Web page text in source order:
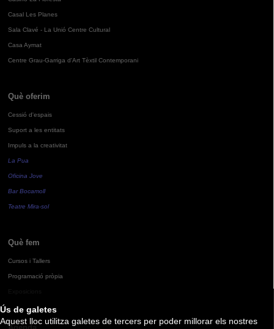
Ús de galetes
Aquest lloc utilitza galetes de tercers per poder millorar els nostres
Casal Les Planes
Sala Clavé - La Unió Centre Cultural
Casa Aymat
Centre Grau-Garriga d'Art Tèxtil Contemporani
Què oferim
Cessió d'espais
Suport a les entitats
Impuls a la creativitat
La Pua
Oficina Jove
Bar Bocamoll
Teatre Mira-sol
Què fem
Cursos i Tallers
Programació pròpia